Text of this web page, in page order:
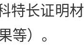
长证明材
等）。